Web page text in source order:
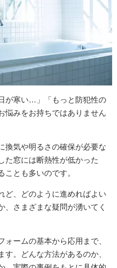
が寒い…」「もっと防犯性の
悩みをお持ちではありません
換気や明るさの確保が必要な
た窓には断熱性が低かった
ことも多いのです。
ど、どのように進めればよい
、さまざまな疑問が湧いてく
ォームの基本から応用まで、
。どんな方法があるのか、